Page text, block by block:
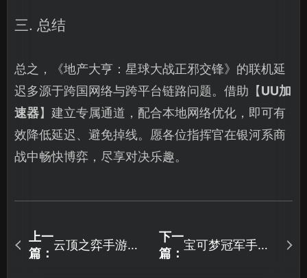
三. 总结
总之，《地产大亨：星球大战正邪交锋》的联机延
迟多源于跨国网络与跨平台链路问题。借助【UU加
速器】建立专属通道，配合本地网络优化，即可有
效降低延迟、避免掉线。愿各位指挥官在银河系商
战中畅快博弈，尽享对决乐趣。
上一
篇：
云顶之弈手游加
下一
篇：
宝可梦冠军手游